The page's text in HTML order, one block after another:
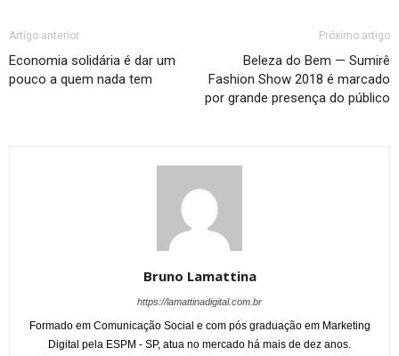
Artigo anterior
Economia solidária é dar um
pouco a quem nada tem
Próximo artigo
Beleza do Bem — Sumirê
Fashion Show 2018 é marcado
por grande presença do público
Bruno Lamattina
https://lamattinadigital.com.br
Formado em Comunicação Social e com pós graduação em Marketing
Digital pela ESPM - SP, atua no mercado há mais de dez anos.